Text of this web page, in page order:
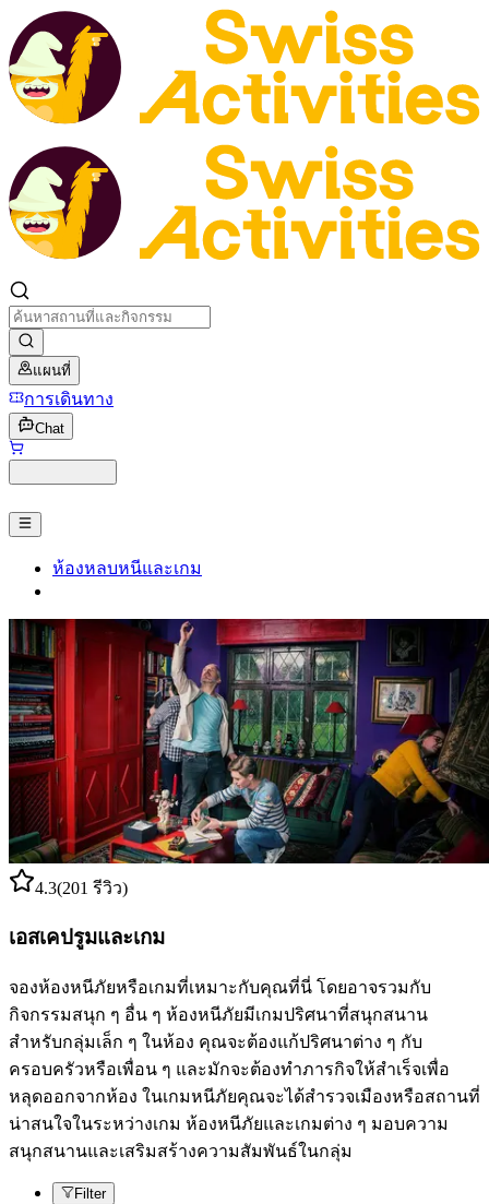
แผนที่
การเดินทาง
Chat
ห้องหลบหนีและเกม
4.3(201 รีวิว)
เอสเคปรูมและเกม
จองห้องหนีภัยหรือเกมที่เหมาะกับคุณที่นี่ โดยอาจรวมกับ
กิจกรรมสนุก ๆ อื่น ๆ ห้องหนีภัยมีเกมปริศนาที่สนุกสนาน
สำหรับกลุ่มเล็ก ๆ ในห้อง คุณจะต้องแก้ปริศนาต่าง ๆ กับ
ครอบครัวหรือเพื่อน ๆ และมักจะต้องทำภารกิจให้สำเร็จเพื่อ
หลุดออกจากห้อง ในเกมหนีภัยคุณจะได้สำรวจเมืองหรือสถานที่
น่าสนใจในระหว่างเกม ห้องหนีภัยและเกมต่าง ๆ มอบความ
สนุกสนานและเสริมสร้างความสัมพันธ์ในกลุ่ม
Filter